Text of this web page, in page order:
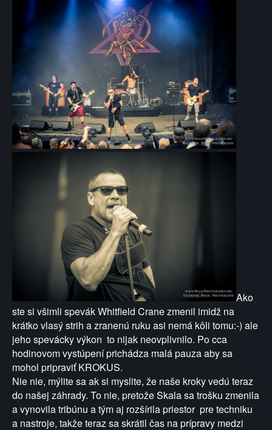
Ako
ste si všimli spevák Whitfield Cranezmenil imidž na
krátkovlasý strih a zranenú ruku asi nemá kôli tomu:-) ale
jeho spevácky výkon to nijak neovplivnilo. Po cca
hodinovom vystúpení prichádza malá pauza aby sa
mohol pripraviť KROKUS.
Nie nie, mýlite sa ak si myslite, že naše kroky vedú teraz
do našej záhrady. To nie, pretože Skala sa trošku zmenila
a vynovila tribúnu a tým aj rozšírila priestor pre techniku
a nastroje, takže teraz sa skrátil čas na prípravy medzi